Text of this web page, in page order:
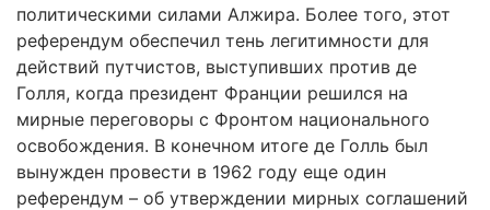
политическими силами Алжира. Более того, этот
референдум обеспечил тень легитимности для
действий путчистов, выступивших против де
Голля, когда президент Франции решился на
мирные переговоры с Фронтом национального
освобождения. В конечном итоге де Голль был
вынужден провести в 1962 году еще один
референдум – об утверждении мирных соглашений